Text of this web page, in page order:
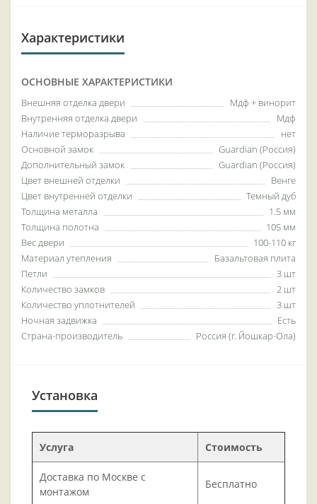
Характеристики
ОСНОВНЫЕ ХАРАКТЕРИСТИКИ
Внешняя отделка двери
Мдф + винорит
Внутренняя отделка двери
Мдф
Наличие терморазрыва
нет
Основной замок
Guardian (Россия)
Дополнительный замок
Guardian (Россия)
Цвет внешней отделки
Венге
Цвет внутренней отделки
Темный дуб
Толщина металла
1.5 мм
Толщина полотна
105 мм
Вес двери
100-110 кг
Материал утепления
Базальтовая плита
Петли
3 шт
Количество замков
2 шт
Количество уплотнителей
3 шт
Ночная задвижка
Есть
Страна-производитель
Россия (г. Йошкар-Ола)
Установка
Услуга Стоимость
Доставка по Москве с
монтажом
Бесплатно